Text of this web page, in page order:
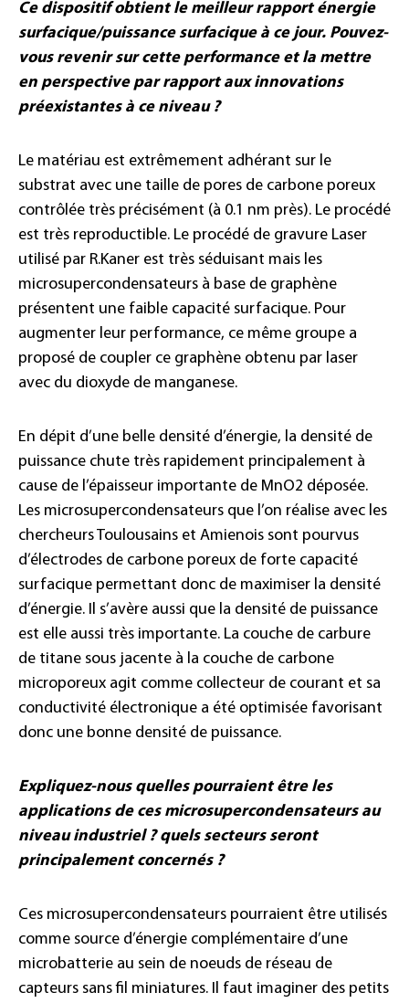
Ce dispositif obtient le meilleur rapport énergie
surfacique/puissance surfacique à ce jour. Pouvez-
vous revenir sur cette performance et la mettre
en perspective par rapport aux innovations
préexistantes à ce niveau ?
Le matériau est extrêmement adhérant sur le
substrat avec une taille de pores de carbone poreux
contrôlée très précisément (à 0.1 nm près). Le procédé
est très reproductible. Le procédé de gravure Laser
utilisé par R.Kaner est très séduisant mais les
microsupercondensateurs à base de graphène
présentent une faible capacité surfacique. Pour
augmenter leur performance, ce même groupe a
proposé de coupler ce graphène obtenu par laser
avec du dioxyde de manganese.
En dépit d’une belle densité d’énergie, la densité de
puissance chute très rapidement principalement à
cause de l’épaisseur importante de MnO2 déposée.
Les microsupercondensateurs que l’on réalise avec les
chercheurs Toulousains et Amienois sont pourvus
d’électrodes de carbone poreux de forte capacité
surfacique permettant donc de maximiser la densité
d’énergie. Il s’avère aussi que la densité de puissance
est elle aussi très importante. La couche de carbure
de titane sous jacente à la couche de carbone
microporeux agit comme collecteur de courant et sa
conductivité électronique a été optimisée favorisant
donc une bonne densité de puissance.
Expliquez-nous quelles pourraient être les
applications de ces microsupercondensateurs au
niveau industriel ? quels secteurs seront
principalement concernés ?
Ces microsupercondensateurs pourraient être utilisés
comme source d’énergie complémentaire d’une
microbatterie au sein de noeuds de réseau de
capteurs sans fil miniatures. Il faut imaginer des petits